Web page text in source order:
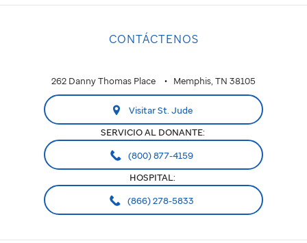
CONTÁCTENOS
262 Danny Thomas Place Memphis, TN 38105
Visitar St. Jude
SERVICIO AL DONANTE:
(800) 877-4159
HOSPITAL:
(866) 278-5833